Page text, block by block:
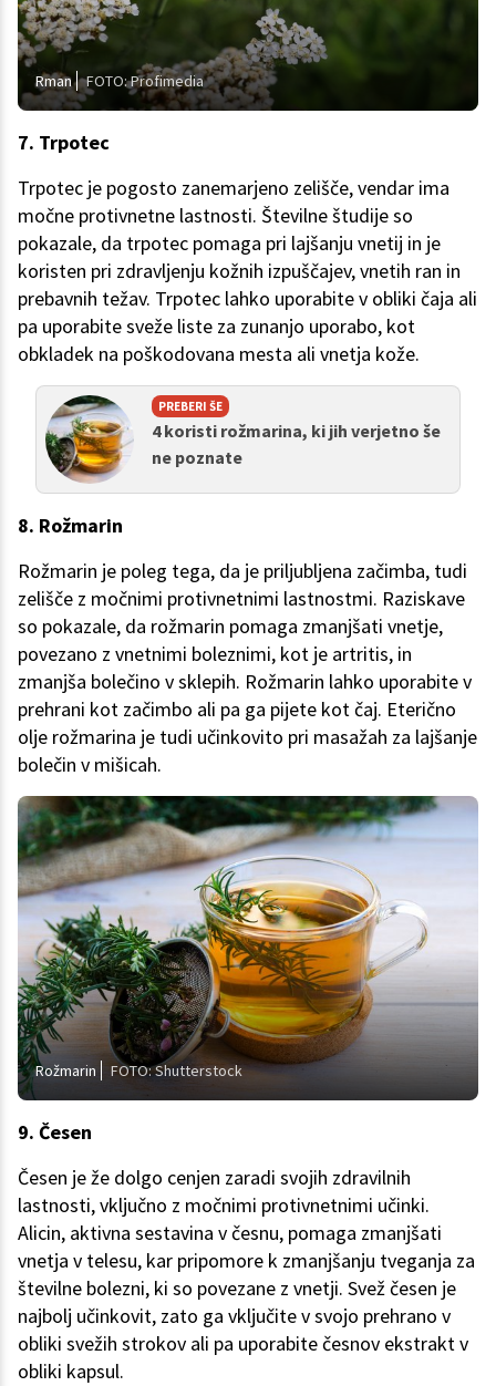
Rman FOTO: Profimedia
7. Trpotec
Trpotec je pogosto zanemarjeno zelišče, vendar ima
močne protivnetne lastnosti. Številne študije so
pokazale, da trpotec pomaga pri lajšanju vnetij in je
koristen pri zdravljenju kožnih izpuščajev, vnetih ran in
prebavnih težav. Trpotec lahko uporabite v obliki čaja ali
pa uporabite sveže liste za zunanjo uporabo, kot
obkladek na poškodovana mesta ali vnetja kože.
PREBERI ŠE
4 koristi rožmarina, ki jih verjetno še
ne poznate
8. Rožmarin
Rožmarin je poleg tega, da je priljubljena začimba, tudi
zelišče z močnimi protivnetnimi lastnostmi. Raziskave
so pokazale, da rožmarin pomaga zmanjšati vnetje,
povezano z vnetnimi boleznimi, kot je artritis, in
zmanjša bolečino v sklepih. Rožmarin lahko uporabite v
prehrani kot začimbo ali pa ga pijete kot čaj. Eterično
olje rožmarina je tudi učinkovito pri masažah za lajšanje
bolečin v mišicah.
Rožmarin FOTO: Shutterstock
9. Česen
Česen je že dolgo cenjen zaradi svojih zdravilnih
lastnosti, vključno z močnimi protivnetnimi učinki.
Alicin, aktivna sestavina v česnu, pomaga zmanjšati
vnetja v telesu, kar pripomore k zmanjšanju tveganja za
številne bolezni, ki so povezane z vnetji. Svež česen je
najbolj učinkovit, zato ga vključite v svojo prehrano v
obliki svežih strokov ali pa uporabite česnov ekstrakt v
obliki kapsul.